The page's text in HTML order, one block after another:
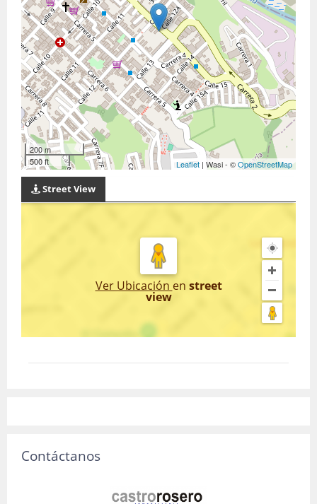
200 m
500 ft
Leaflet | Wasi - ©OpenStreetMap
Street View
Ver Ubicación en street
view
Contáctanos